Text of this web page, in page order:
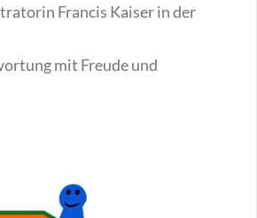
Francis Kaiser in der
mit Freude und